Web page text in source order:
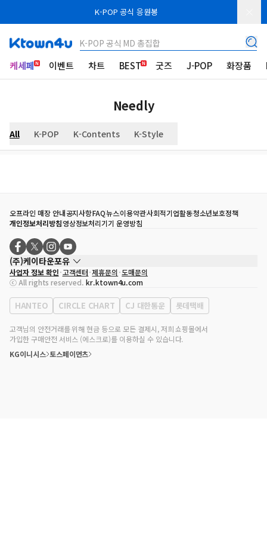
K-POP 공식 응원봉
K-POP 공식 MD 총집합
케세페 이벤트 차트 BEST 굿즈 J-POP 화장품
Needly
All K-POP K-Contents K-Style
오프라인 매장 안내공지사항FAQ뉴스이용약관사회적기업활동청소년보호정책
개인정보처리방침영상정보처리기기 운영방침
(주)케이타운포유
대표자
송효민
사업자등록번호
120-87-71116
통신판매업 신고번호 제2011-서울강남-02223
대표전화
02-552-9855
사업자 정보 확인 고객센터 제휴문의 도매문의
ⓒ All rights reserved. kr.ktown4u.com
HANTEO CIRCLE CHART CJ 대한통운 롯데택배
고객님의 안전거래를 위해 현금 등으로 모든 결제시, 저희 쇼핑몰에서
가입한 구매안전 서비스 (에스크로)를 이용하실 수 있습니다.
KG이니시스 토스페이먼츠